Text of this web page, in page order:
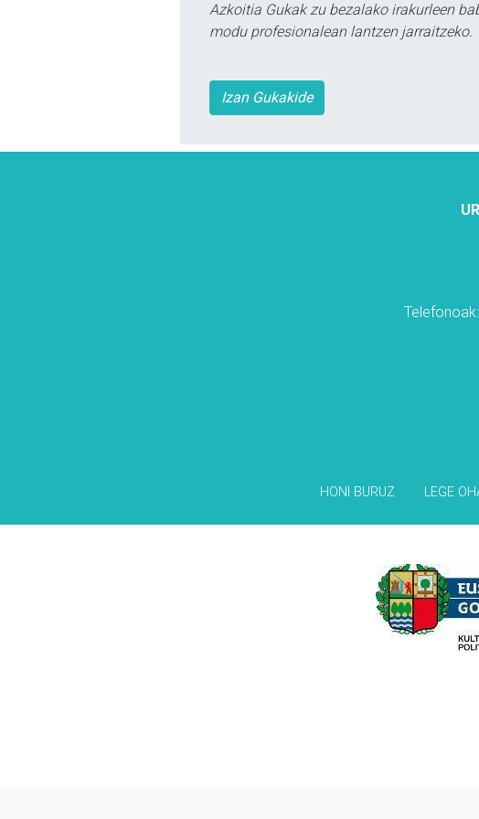
Azkoitia Gukak zu bezalako irakurleen
modu profesionalean lantzen jarraitzeko.
Izan Gukakide
HONI BURUZ LEGE